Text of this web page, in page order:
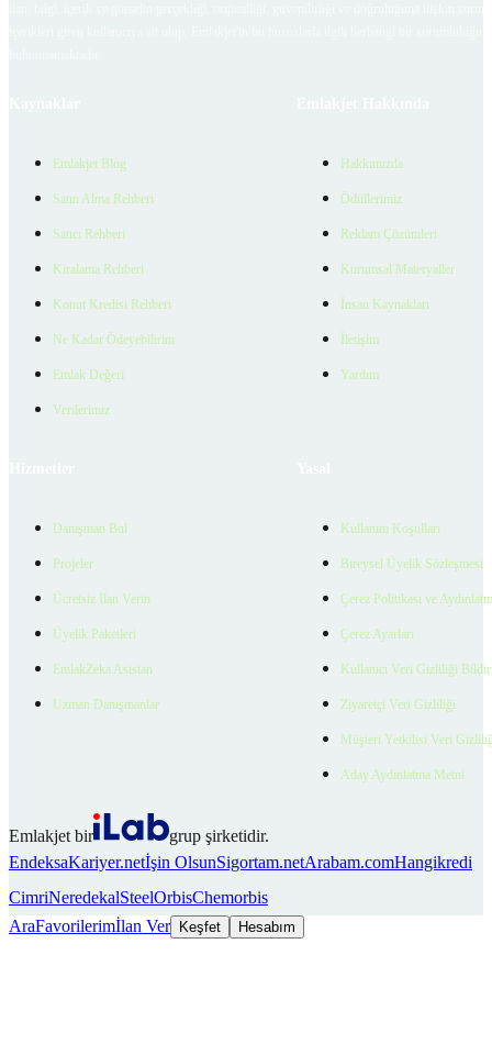
Emlakjet Blog
Satın Alma Rehberi
Satıcı Rehberi
Kiralama Rehberi
Konut Kredisi Rehberi
Ne Kadar Ödeyebilirim
Emlak Değeri
Verilerimiz
Hakkımızda
Ödüllerimiz
Reklam Çözümleri
Kurumsal Materyaller
İnsan Kaynakları
İletişim
Yardım
Danışman Bul
Projeler
Ücretsiz İlan Verin
Üyelik Paketleri
EmlakZeka Asistan
Uzman Danışmanlar
Kullanım Koşulları
Bireysel Üyelik Sözleşmesi
Çerez Politikası ve
Çerez Ayarları
Kullanıcı Veri Gizliliği
Ziyaretçi Veri Gizliliği
Müşteri Yetkilisi Veri
Aday Aydınlatma Metni
Emlakjet bir
grup şirketidir.
EndeksaKariyer.netİşin OlsunSigortam.netArabam.comHangikredi
CimriNeredekalSteelOrbisChemorbis
AraFavorilerimİlan Ver Keşfet Hesabım